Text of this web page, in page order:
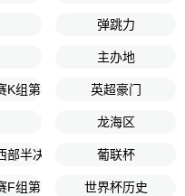
弹跳力
主办地
组第3轮 英超豪门
龙海区
部半决赛G2 葡联杯
组第2轮 世界杯历史